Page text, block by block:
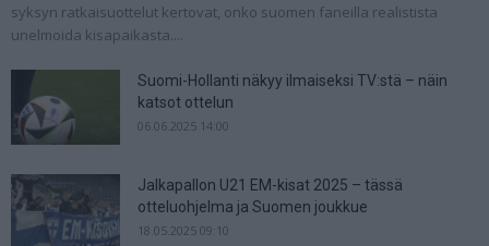
syksyn ratkaisuottelut kertovat, onko suomen faneilla realistista
unelmoida kisapaikasta....
Suomi-Hollanti näkyy ilmaiseksi TV:stä – näin
katsot ottelun
06.06.2025 14:00
Jalkapallon U21 EM-kisat 2025 – tässä
otteluohjelma ja Suomen joukkue
18.05.2025 09:10